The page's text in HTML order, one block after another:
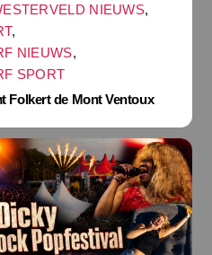
NIEUWS,
,
NIEUWS,
SPORT
Folkert de Mont Ventoux